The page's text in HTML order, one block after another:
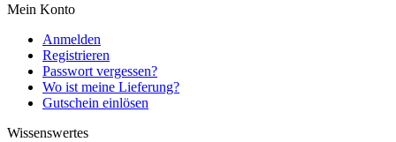
Mein Konto
Anmelden
Registrieren
Passwort vergessen?
Wo ist meine Lieferung?
Gutschein einlösen
Wissenswertes